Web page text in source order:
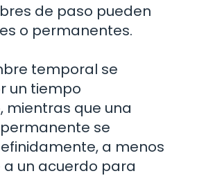
de paso pueden
o permanentes.
temporal se
un tiempo
mientras que una
se
a menos
a un acuerdo para